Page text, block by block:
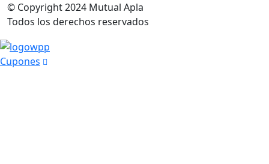
© Copyright2024 Mutual Apla
Todos los derechos reservados
Cupones